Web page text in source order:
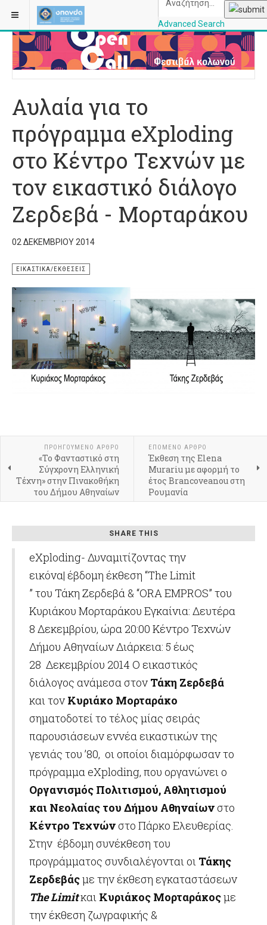
Advanced Search
ΒΡΊΣΚΕΣΤΕ ΕΔΏ: ΑΡΧΙΚΉ
Αυλαία για το
πρόγραμμα eXploding
στο Κέντρο Τεχνών με
τον εικαστικό διάλογο
Ζερδεβά - Μορταράκου
02 ΔΕΚΕΜΒΡΊΟΥ 2014
ΕΙΚΑΣΤΙΚΆ/ΕΚΘΈΣΕΙΣ
ΠΡΟΗΓΟΎΜΕΝΟ ΆΡΘΡΟ
«Το Φανταστικό στη
Σύγχρονη Ελληνική
Τέχνη» στην Πινακοθήκη
του Δήμου Αθηναίων
ΕΠΌΜΕΝΟ ΆΡΘΡΟ
Έκθεση της Elena
Murariu με αφορμή το
έτος Brancoveanou στη
Ρουμανία
SHARE THIS
eXploding- Δυναμιτίζοντας την
εικόνα| έβδομη έκθεση “The Limit
” του Τάκη Ζερδεβά & “ORA EMPROS” του
Κυριάκου Μορταράκου Εγκαίνια: Δευτέρα
8 Δεκεμβρίου, ώρα 20:00 Κέντρο Τεχνών
Δήμου Αθηναίων Διάρκεια: 5 έως
28 Δεκεμβρίου 2014 Ο εικαστικός
διάλογος ανάμεσα στον Τάκη Ζερδεβά
και τον Κυριάκο Μορταράκο
σηματοδοτεί το τέλος μίας σειράς
παρουσιάσεων εννέα εικαστικών της
γενιάς του ’80, οι οποίοι διαμόρφωσαν το
πρόγραμμα eXploding, που οργανώνει ο
Οργανισμός Πολιτισμού, Αθλητισμού
και Νεολαίας του Δήμου Αθηναίωνστο
Κέντρο Τεχνώνστο Πάρκο Ελευθερίας.
Στην έβδομη συνέκθεση του
προγράμματος συνδιαλέγονται οι Τάκης
Ζερδεβάςμε την έκθεση εγκαταστάσεων
The Limitκαι Κυριάκος Μορταράκοςμε
την έκθεση ζωγραφικής &